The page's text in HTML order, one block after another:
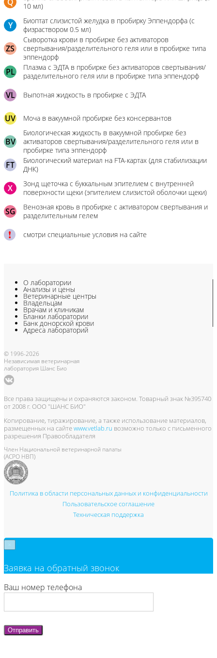
10 мл)
Y
Биоптат слизистой желудка в пробирку Эппендорфа (с
физраствором 0.5 мл)
ZS
Сыворотка крови в пробирке без активаторов
свертывания/разделительного геля или в пробирке типа
эппендорф
PL
Плазма с ЭДТА в пробирке без активаторов свертывания/
разделительного геля или в пробирке типа эппендорф
VL Выпотная жидкость в пробирке с ЭДТА
UV Моча в вакуумной пробирке без консервантов
BV
Биологическая жидкость в вакуумной пробирке без
активаторов свертывания/разделительного геля или в
пробирке типа эппендорф
FT
Биологический материал на FTA-картах (для стабилизации
ДНК)
X
Зонд щеточка с буккальным эпителием с внутренней
поверхности щеки (эпителием слизистой оболочки щеки)
SG
Венозная кровь в пробирке с активатором свертывания и
разделительным гелем
смотри специальные условия на сайте
О лаборатории
Анализы и цены
Ветеринарные центры
Владельцам
Врачам и клиникам
Бланки лаборатории
Банк донорской крови
Адреса лабораторий
© 1996-2026
Независимая ветеринарная
лаборатория Шанс Био
Все права защищены и охраняются законом. Товарный знак №395740
от 2008 г. ООО "ШАНС БИО"
Копирование, тиражирование, а также использование материалов,
размещенных на сайтеwww.vetlab.ru возможно только с письменного
разрешения Правообладателя
Член Национальной ветеринарной палаты
(АСРО НВП)
Политика в области персональных данных и конфиденциальности
Пользовательское соглашение
Техническая поддержка
Заявка на обратный звонок
Ваш номер телефона
Отправить